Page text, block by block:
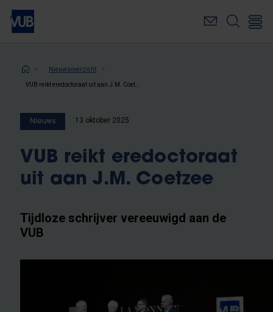
Overslaan
naar
inhoudKruimelpad
Nieuwsoverzicht
Nieuws 13 oktober 2025
VUB reikt eredoctoraat
uit aan J.M. Coetzee
Tijdloze schrijver vereeuwigd aan de
VUB